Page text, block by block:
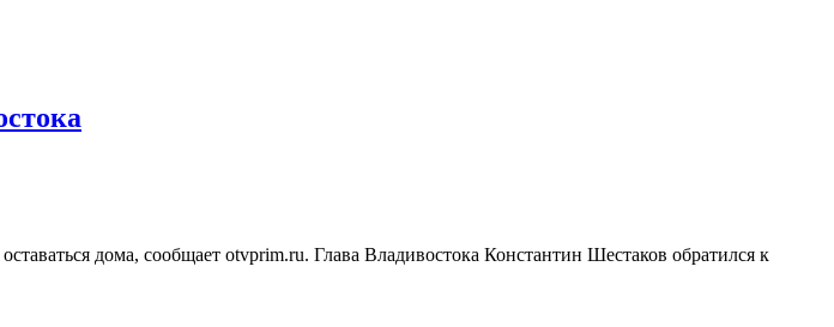
дома, сообщает otvprim.ru. Глава Владивостока Константин Шестаков обратился к